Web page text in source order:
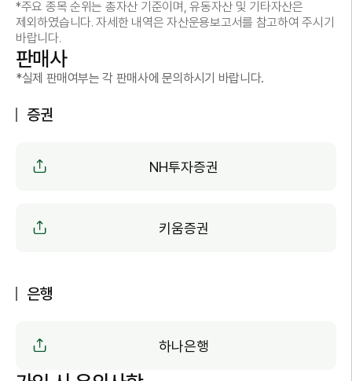
*주요 종목 순위는 총자산 기준이며, 유동자산 및 기타자산은
제외하였습니다. 자세한 내역은 자산운용보고서를 참고하여 주시기
바랍니다.
판매사
*실제 판매여부는 각 판매사에 문의하시기 바랍니다.
증권
NH투자증권
키움증권
은행
하나은행